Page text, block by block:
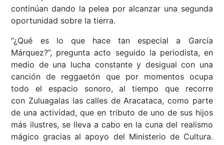
continúan dando la pelea por alcanzar una segunda
oportunidad sobre la tierra.
“¿Qué es lo que hace tan especial a García
Márquez?”, pregunta acto seguido la periodista, en
medio de una lucha constante y desigual con una
canción de reggaetón que por momentos ocupa
todo el espacio sonoro, al tiempo que recorre
con Zuluagalas las calles de Aracataca, como parte
de una actividad, que en tributo de uno de sus hijos
más ilustres, se lleva a cabo en la cuna del realismo
mágico gracias al apoyo del Ministerio de Cultura.